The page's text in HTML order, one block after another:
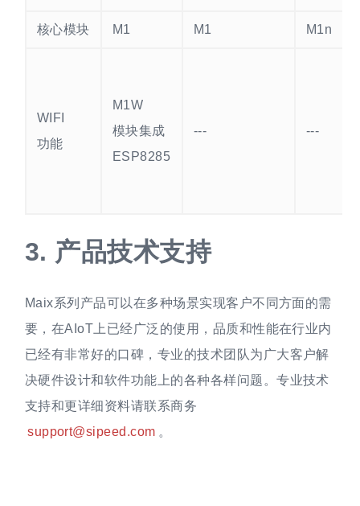
核心模块 M1 M1 M1n
WIFI
功能
M1W
模块集成
ESP8285
--- ---
3. 产品技术支持
Maix系列产品可以在多种场景实现客户不同方面的需
要，在AIoT上已经广泛的使用，品质和性能在行业内
已经有非常好的口碑，专业的技术团队为广大客户解
决硬件设计和软件功能上的各种各样问题。专业技术
支持和更详细资料请联系商务
support@sipeed.com 。